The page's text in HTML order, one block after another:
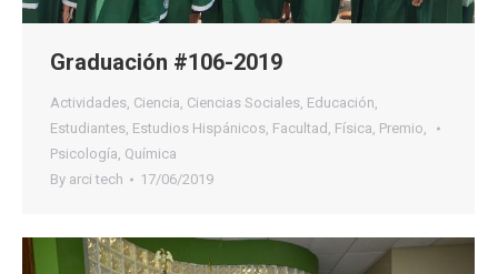
Graduación #106-2019
Actividades, Ciencia, Ciencias Sociales, Educación,
Estudiantes, Estudios Hispánicos, Facultad , Física, Premio,
Psicología, Química
By arci tech 17/06/2019